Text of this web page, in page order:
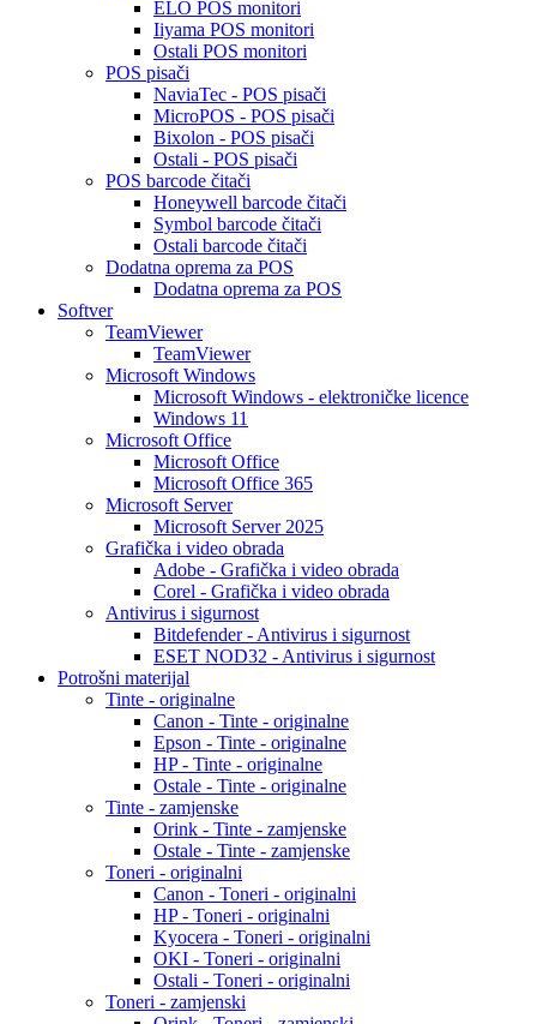
ELO POS monitori
Iiyama POS monitori
Ostali POS monitori
POS pisači
NaviaTec - POS pisači
MicroPOS - POS pisači
Bixolon - POS pisači
Ostali - POS pisači
POS barcode čitači
Honeywell barcode čitači
Symbol barcode čitači
Ostali barcode čitači
Dodatna oprema za POS
Dodatna oprema za POS
Softver
TeamViewer
TeamViewer
Microsoft Windows
Microsoft Windows - elektroničke licence
Windows 11
Microsoft Office
Microsoft Office
Microsoft Office 365
Microsoft Server
Microsoft Server 2025
Grafička i video obrada
Adobe - Grafička i video obrada
Corel - Grafička i video obrada
Antivirus i sigurnost
Bitdefender - Antivirus i sigurnost
ESET NOD32 - Antivirus i sigurnost
Potrošni materijal
Tinte - originalne
Canon - Tinte - originalne
Epson - Tinte - originalne
HP - Tinte - originalne
Ostale - Tinte - originalne
Tinte - zamjenske
Orink - Tinte - zamjenske
Ostale - Tinte - zamjenske
Toneri - originalni
Canon - Toneri - originalni
HP - Toneri - originalni
Kyocera - Toneri - originalni
OKI - Toneri - originalni
Ostali - Toneri - originalni
Toneri - zamjenski